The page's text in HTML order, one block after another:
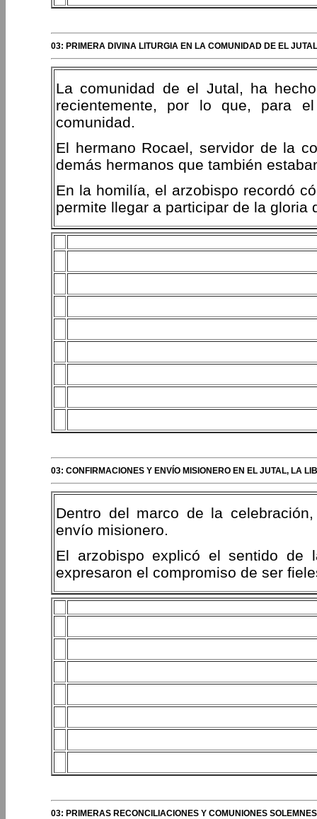
03: PRIMERA DIVINA LITURGIA EN LA COMUNIDAD DE EL
La comunidad de el Jutal, ha
recientemente, por lo que, para
comunidad.
El hermano Rocael, servidor de la
demás hermanos que también
En la homilía, el arzobispo recordó
permite llegar a participar de la gloria
03: CONFIRMACIONES Y ENVÍO MISIONERO EN EL JUTAL, LA
Dentro del marco de la
envío misionero.
El arzobispo explicó el sentido de
expresaron el compromiso de ser
03: PRIMERAS RECONCILIACIONES Y COMUNIONES